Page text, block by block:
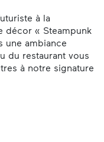
à la
décor « Steampunk
une ambiance
du restaurant vous
à notre signature